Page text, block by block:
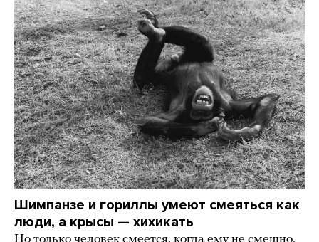
Шимпанзе и гориллы умеют смеяться как
люди, а крысы — хихикать